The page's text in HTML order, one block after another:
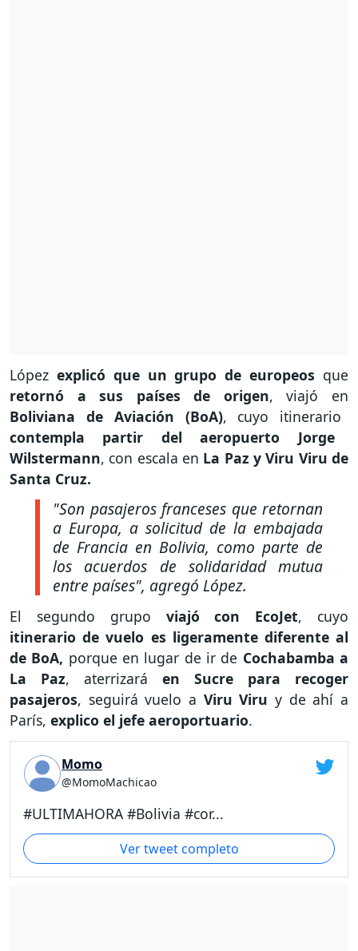
López explicó que un grupo de europeos que
retornó a sus países de origen, viajó en
Boliviana de Aviación (BoA), cuyo itinerario
contempla partir del aeropuerto Jorge
Wilstermann, con escala en La Paz y Viru Viru de
Santa Cruz.
"Son pasajeros franceses que retornan
a Europa, a solicitud de la embajada
de Francia en Bolivia, como parte de
los acuerdos de solidaridad mutua
entre países", agregó López.
El segundo grupo viajó con EcoJet, cuyo
itinerario de vuelo es ligeramente diferente al
de BoA, porque en lugar de ir de Cochabamba a
La Paz, aterrizará en Sucre para recoger
pasajeros, seguirá vuelo a Viru Viru y de ahí a
París, explico el jefe aeroportuario.
Momo
@MomoMachicao
#ULTIMAHORA #Bolivia #cor...
Ver tweet completo